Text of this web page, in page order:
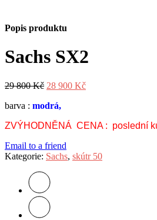
Popis produktu
Sachs SX2
29 800Kč Původní
byla:
800 Kč.
28 900 KčAktuální
900 Kč.
barva : modrá,
ZVÝHODNĚNÁ CENA : poslední
Email to a friend
Kategorie: Sachs, skútr 50